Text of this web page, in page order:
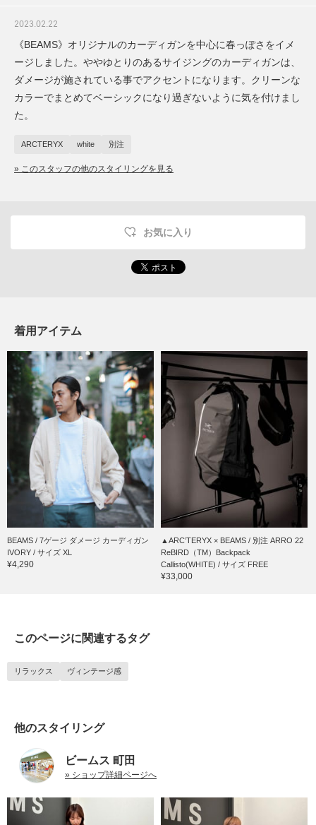
2023.02.22
《BEAMS》オリジナルのカーディガンを中心に春っぽさをイメ
ージしました。ややゆとりのあるサイジングのカーディガンは、
ダメージが施されている事でアクセントになります。クリーンな
カラーでまとめてベーシックになり過ぎないように気を付けまし
た。
ARCTERYX white 別注
» このスタッフの他のスタイリングを見る
お気に入り
着用アイテム
BEAMS / 7ゲージ ダメージ カーディガン
IVORY / サイズ XL
¥4,290
▲ARC’TERYX × BEAMS / 別注 ARRO 22
ReBIRD（TM）Backpack
Callisto(WHITE) / サイズ FREE
¥33,000
このページに関連するタグ
リラックス ヴィンテージ感
他のスタイリング
ビームス 町田
» ショップ詳細ページへ